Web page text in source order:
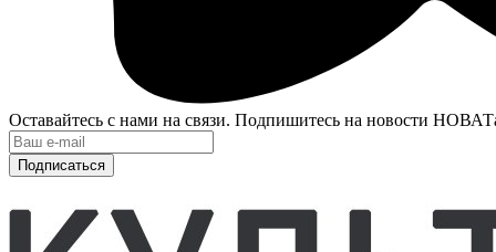
Оставайтесь с нами на связи. Подпишитесь на новости
Подписаться